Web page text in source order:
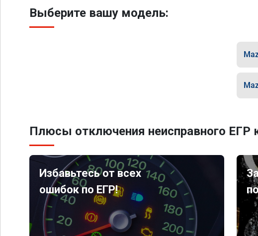
Выберите вашу модель:
Плюсы отключения неисправного ЕГР
Избавьтесь от всех
ошибок по ЕГР!